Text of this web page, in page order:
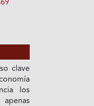
clave
los